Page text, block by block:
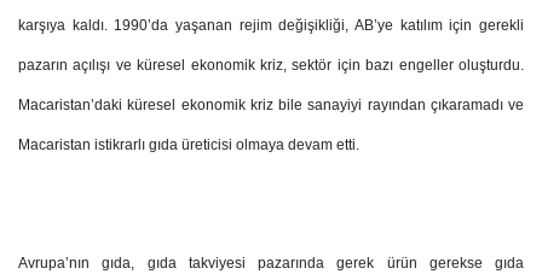
karşıya kaldı. 1990’da yaşanan rejim değişikliği, AB’ye katılım için gerekli
pazarın açılışı ve küresel ekonomik kriz, sektör için bazı engeller oluşturdu.
Macaristan’daki küresel ekonomik kriz bile sanayiyi rayından çıkaramadı ve
Macaristan istikrarlı gıda üreticisi olmaya devam etti.
Avrupa’nın gıda, gıda takviyesi pazarında gerek ürün gerekse gıda